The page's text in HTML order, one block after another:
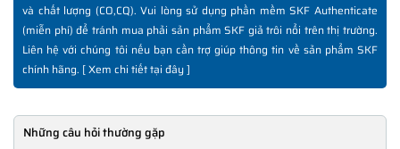
và chất lượng (CO,CQ). Vui lòng sử dụng phần mềm SKF Authenticate
(miễn phí) để tránh mua phải sản phẩm SKF giả trôi nổi trên thị trường.
Liên hệ với chúng tôi nếu bạn cần trợ giúp thông tin về sản phẩm SKF
chính hãng. [Xem chi tiết tại đây]
Những câu hỏi thường gặp